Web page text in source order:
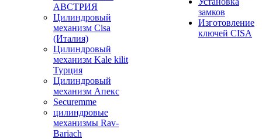
АВСТРИЯ
Цилиндровый
механизм Cisa
(Италия)
Цилиндровый
механизм Kale kilit
Турция
Цилиндровый
механизм Апекс
Securemme
цилиндровые
механизмы Rav-
Bariach
замков
Изготовление
ключей CISA